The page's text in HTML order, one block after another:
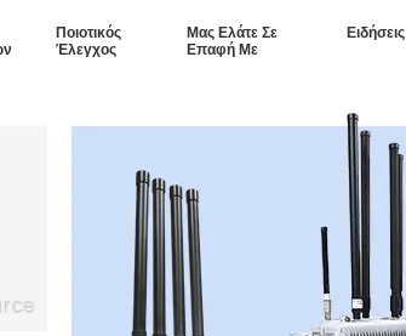
Ποιοτικός
Έλεγχος
Μας Ελάτε Σε
Επαφή Με
Ειδήσεις